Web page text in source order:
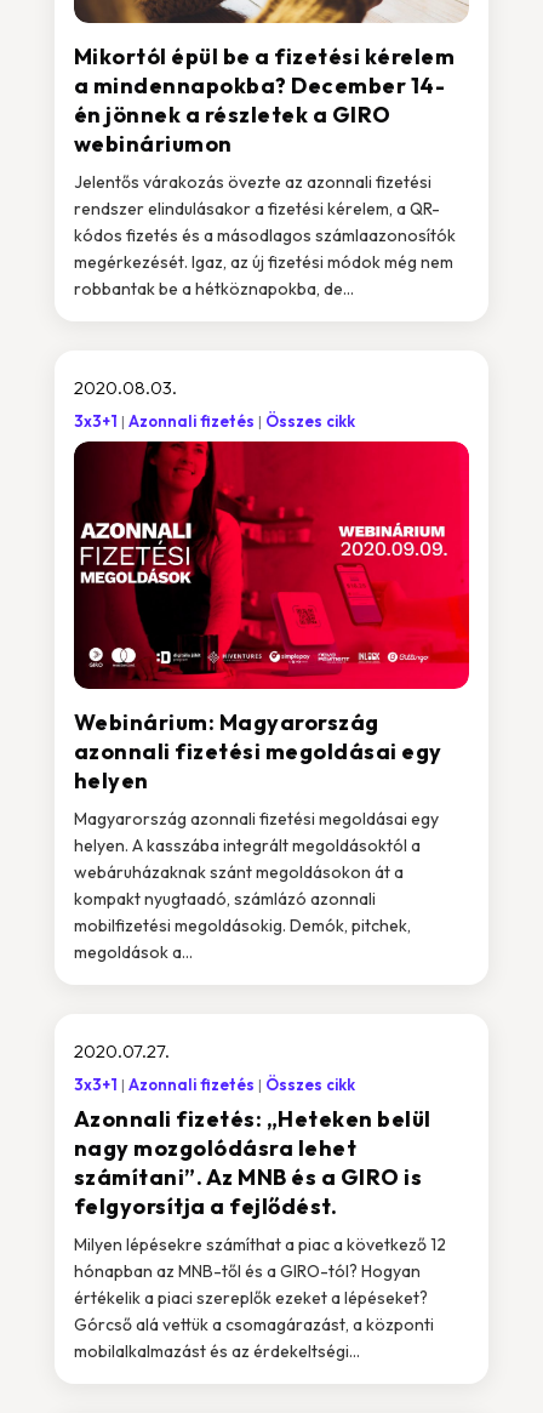
Mikortól épül be a fizetési kérelem
a mindennapokba? December 14-
én jönnek a részletek a GIRO
webináriumon
Jelentős várakozás övezte az azonnali fizetési
rendszer elindulásakor a fizetési kérelem, a QR-
kódos fizetés és a másodlagos számlaazonosítók
megérkezését. Igaz, az új fizetési módok még nem
robbantak be a hétköznapokba, de...
Webinárium: Magyarország
azonnali fizetési megoldásai egy
helyen
2020.08.03.
3x3+1 Azonnali fizetés Összes cikk
Magyarország azonnali fizetési megoldásai egy
helyen. A kasszába integrált megoldásoktól a
webáruházaknak szánt megoldásokon át a
kompakt nyugtaadó, számlázó azonnali
mobilfizetési megoldásokig. Demók, pitchek,
megoldások a...
Azonnali fizetés: „Heteken belül
nagy mozgolódásra lehet
számítani”. Az MNB és a GIRO is
felgyorsítja a fejlődést.
2020.07.27.
3x3+1 Azonnali fizetés Összes cikk
Milyen lépésekre számíthat a piac a következő 12
hónapban az MNB-től és a GIRO-tól? Hogyan
értékelik a piaci szereplők ezeket a lépéseket?
Górcső alá vettük a csomagárazást, a központi
mobilalkalmazást és az érdekeltségi...